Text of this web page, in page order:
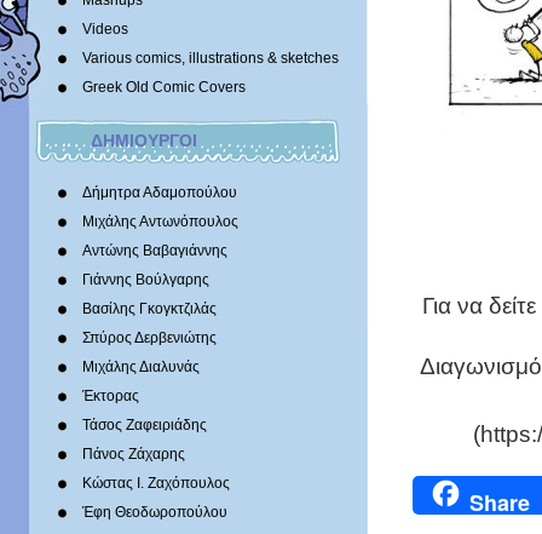
Videos
Various comics, illustrations & sketches
Greek Old Comic Covers
ΔΗΜΙΟΥΡΓΟΙ
Δήμητρα Αδαμοπούλου
Μιχάλης Αντωνόπουλος
Αντώνης Βαβαγιάννης
Γιάννης Βούλγαρης
Βασίλης Γκογκτζιλάς
Σπύρος Δερβενιώτης
Mιχάλης Διαλυνάς
Έκτορας
Τάσος Ζαφειριάδης
Πάνος Ζάχαρης
Κώστας Ι. Ζαχόπουλoς
Έφη Θεοδωροπούλου
Για να
Share